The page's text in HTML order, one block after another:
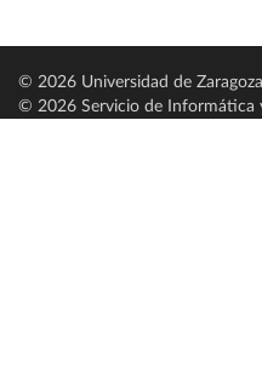
© 2026 Universidad de Zaragoza
© 2026 Servicio de Informática